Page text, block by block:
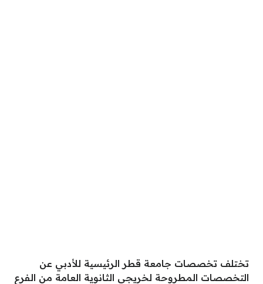
تختلف تخصصات جامعة قطر الرئيسية للأدبي عن
التخصصات المطروحة لخريجي الثانوية العامة من الفرع